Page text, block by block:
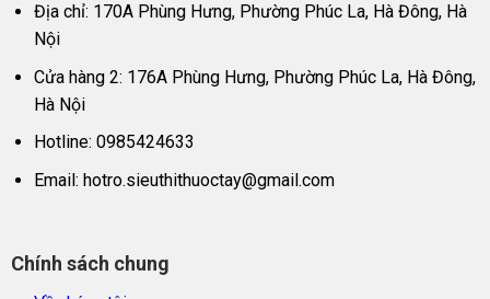
Địa chỉ: 170A Phùng Hưng, Phường Phúc La, Hà Đông, Hà
Nội
Cửa hàng 2: 176A Phùng Hưng, Phường Phúc La, Hà Đông,
Hà Nội
Hotline: 0985424633
Email: hotro.sieuthithuoctay@gmail.com
Chính sách chung